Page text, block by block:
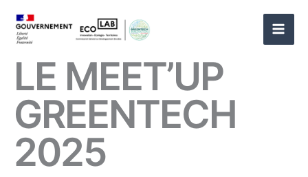
contenu
LE MEET’UP
GREENTECH
2025